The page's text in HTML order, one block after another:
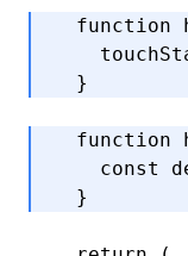
  function
  }
  function
    const
  }